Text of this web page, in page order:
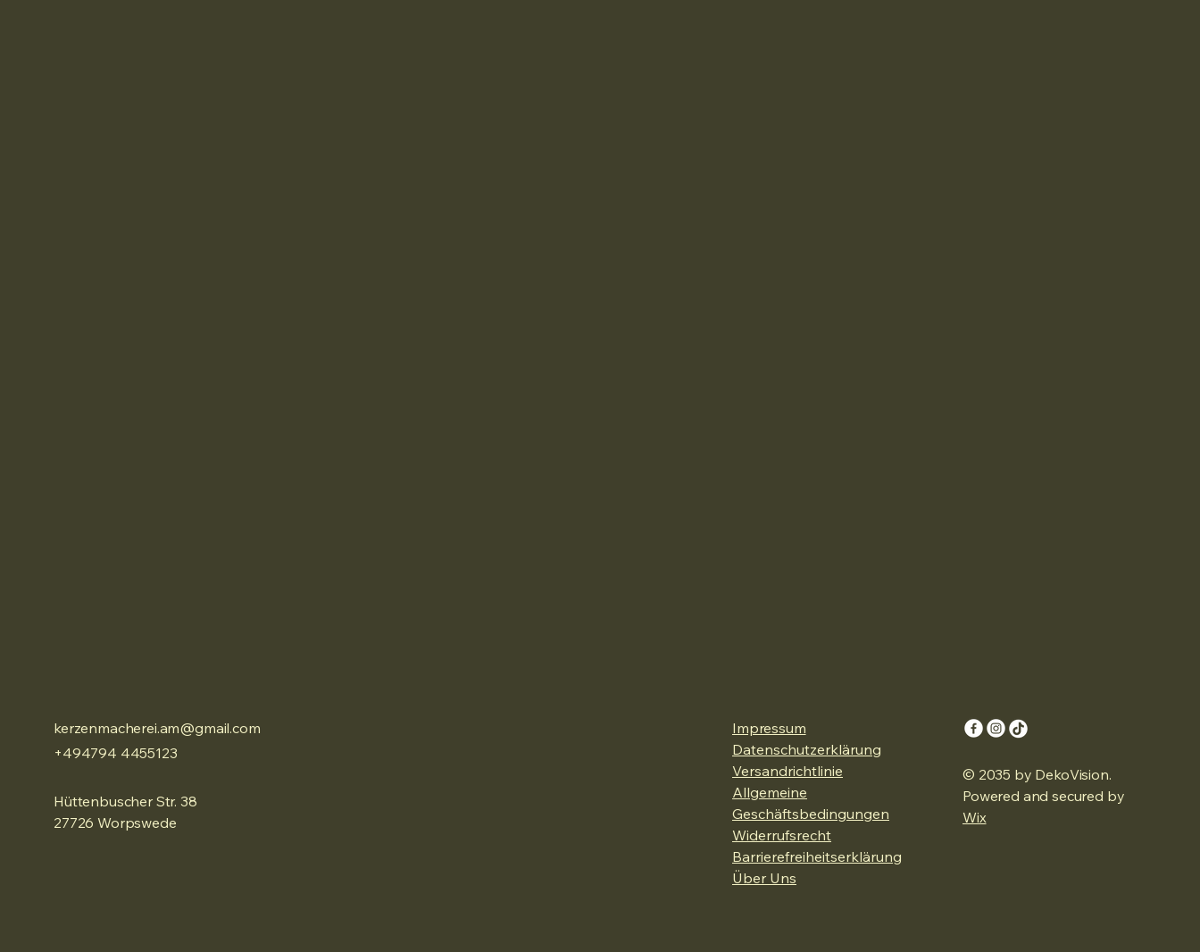
kerzenmacherei.am@gmail.com
+494794 4455123
Hüttenbuscher Str. 38
27726 Worpswede
Impressum
Datenschutzerklärung
Versandrichtlinie
Allgemeine
Geschäftsbedingungen
Widerrufsrecht
Barrierefreiheitserklärung
Über Uns
© 2035 by DekoVision.
Powered and secured by
Wix